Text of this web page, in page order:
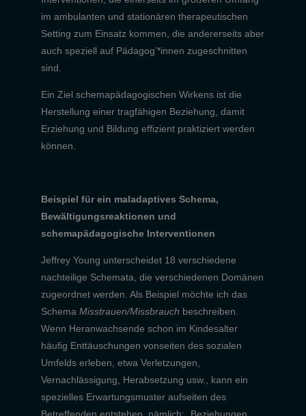
im ambulanten und stationären therapeutischen
Setting zum Einsatz kommen, die andererseits aber
auch speziell auf Pädagog’*innen zugeschnitten
sind.
Ein Ziel schemapädagogischen Wirkens ist die
Herstellung einer tragfähigen Beziehung, damit
Erziehung und Bildung effizient praktiziert werden
können.
Beispiel für ein maladaptives Schema,
Bewältigungsreaktionen und
schemapädagogische Interventionen
Jeffrey Young unterscheidet 18 verschiedene
nachteilige Schemata, die verschiedenen Domänen
zugeordnet werden. Als Beispiel möchte ich das
Schema Misstrauen/Missbrauch beschreiben.
Wenn Heranwachsende schon im Kindesalter
häufig Enttäuschungen vonseiten des sozialen
Umfelds erleben, etwa Verletzungen,
Vernachlässigung, Herabsetzung usw., kann ein
spezielles Erwartungsmuster aufseiten des